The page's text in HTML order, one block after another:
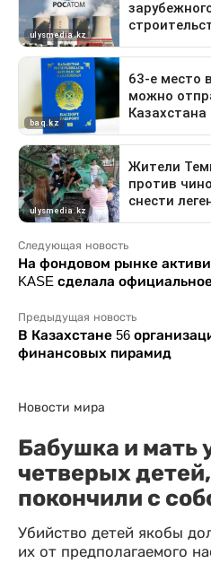
Следующая новость
На фондовом рынке
KASE сделала
Предыдущая новость
В Казахстане 56
финансовых пирамид
Новости мира
Бабушка и мать
четверых
покончили с
Убийство детей якобы
их от предполагаемого